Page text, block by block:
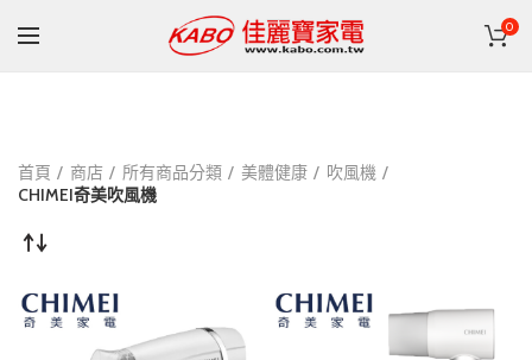
0
首頁 商店 所有商品分類 美體健康
吹風機
CHIMEI奇美吹風機